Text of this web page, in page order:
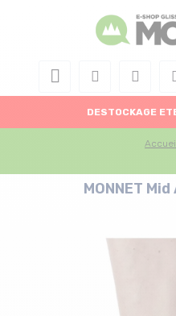
DESTOCKAGE
MONNET